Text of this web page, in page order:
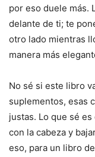
por eso duele más.
delante de ti; te
otro lado mientras
manera más
No sé si este libro
suplementos, esas
justas. Lo que sé
con la cabeza y
eso, para un libro